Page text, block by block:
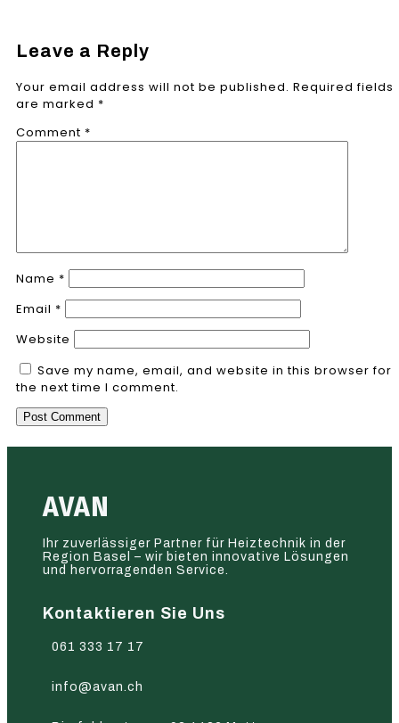
Leave a Reply
Your email address will not be published. Required fields
are marked *
Comment *
Name *
Email *
Website
Save my name, email, and website in this browser for
the next time I comment.
AVAN
Ihr zuverlässiger Partner für Heiztechnik in der
Region Basel – wir bieten innovative Lösungen
und hervorragenden Service.
Kontaktieren Sie Uns
061 333 17 17
info@avan.ch